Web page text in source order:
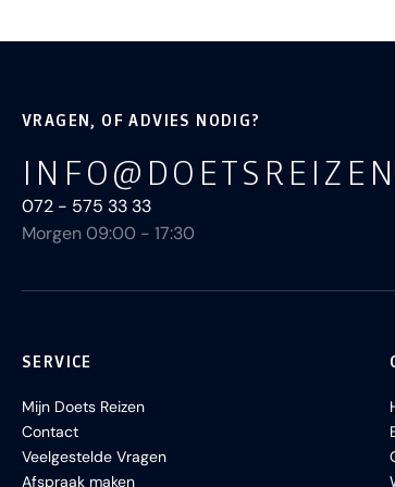
VRAGEN, OF ADVIES NODIG?
072 - 575 33 33
Morgen 09:00 - 17:30
SERVICE
Mijn Doets Reizen
Contact
Veelgestelde Vragen
Afspraak maken